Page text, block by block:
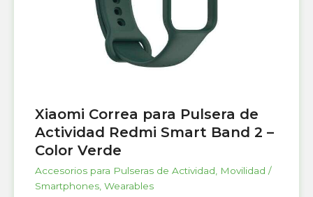
Xiaomi Correa para Pulsera de
Actividad Redmi Smart Band 2 –
Color Verde
Accesorios para Pulseras de Actividad
Movilidad /
Smartphones Wearables